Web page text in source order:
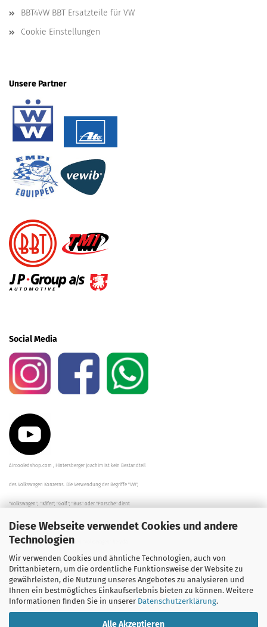
Diese Webseite verwendet Cookies und andere
Technologien
Wir verwenden Cookies und ähnliche Technologien, auch von
Drittanbietern, um die ordentliche Funktionsweise der Website zu
gewährleisten, die Nutzung unseres Angebotes zu analysieren und
Ihnen ein bestmögliches Einkaufserlebnis bieten zu können. Weitere
Informationen finden Sie in unserer Datenschutzerklärung.
Alle Akzeptieren
BBT4VW BBT Ersatzteile für VW
Cookie Einstellungen
Unsere Partner
Social Media
Aircooledshop.com , Hintersberger Joachim ist kein Bestandteil
des Volkswagen Konzerns. Die Verwendung der Begriffe "VW",
"Volkswagen", "Käfer", "Golf", "Bus" oder "Porsche" dient
der Beschreibung der Teile und stellt in keinem Fall eine direkte
Verbindung zu dem Unternehmen "Volkswagen" her/da.
Die Beschreibungen, Zeichnungen und Angaben zur
Verwendung sind sorgfältig überprüft worden.